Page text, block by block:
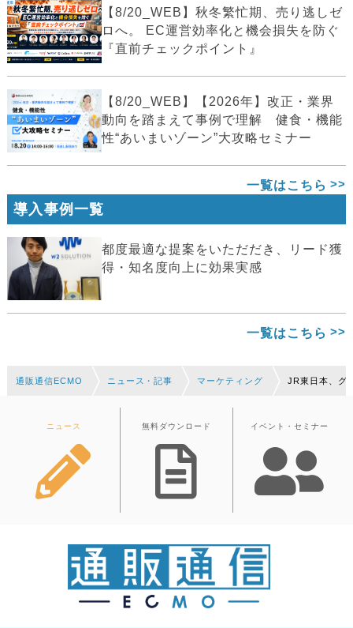
【8/20_WEB】秋冬繁忙期、売り逃しゼ
ロへ。 EC運営効率化と機会損失を防ぐ
『直前チェックポイント』
【8/20_WEB】【2026年】改正・業界
動向を踏まえて事例で理解 健食・機能
性“あいまいゾーン”大攻略セミナー
一覧はこちら
導入事例一覧
都度最適な提案をいただだき、リード獲
得・知名度向上に効果実感
一覧はこちら
通販通信ECMO ニュース・記事 マーケティング JR東日本、グ
ニュース 無料ダウンロード イベント・セミナー